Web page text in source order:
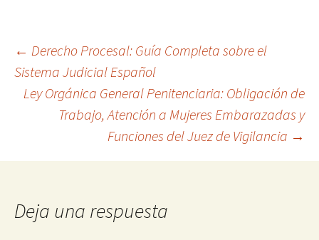
Navegación
de
entradas
← Derecho Procesal: Guía Completa sobre el
Sistema Judicial Español
Ley Orgánica General Penitenciaria: Obligación de
Trabajo, Atención a Mujeres Embarazadas y
Funciones del Juez de Vigilancia →
Deja una respuesta